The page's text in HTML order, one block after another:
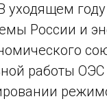
России и
работы